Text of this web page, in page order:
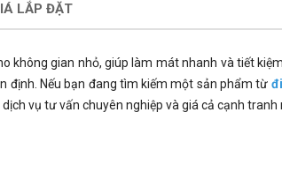
LẮP ĐẶT
không gian nhỏ, giúp làm mát nhanh và tiết
định. Nếu bạn đang tìm kiếm một sản phẩm từ
vụ tư vấn chuyên nghiệp và giá cả cạnh tranh